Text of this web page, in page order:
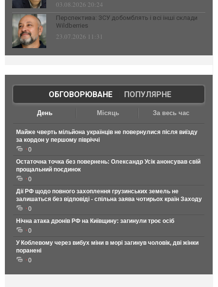
03.08.2026 20:24
Перспектива: ЗСУ добомблять і всі інші склади
Wildberries
23.07.2026 11:31
ОБГОВОРЮВАНЕ| ПОПУЛЯРНЕ
День Місяць За весь час
Майже чверть мільйона українців не повернулися після виїзду
за кордон у першому півріччі
0
Остаточна точка без повернень: Олександр Усік анонсував свій
прощальний поєдинок
0
Дії РФ щодо повного захоплення грузинських земель не
залишаться без відповіді - спільна заява чотирьох країн Заходу
0
Нічна атака дронів РФ на Київщину: загинули троє осіб
0
У Коблевому через вибух міни в морі загинув чоловік, дві жінки
поранені
0